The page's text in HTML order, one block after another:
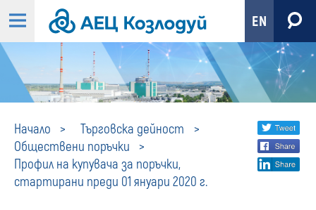
EN
Начало
Търговска дейност
Обществени поръчки
Профил на купувача за поръчки,
стартирани преди 01 януари 2020 г.
Профил
на
Share
social